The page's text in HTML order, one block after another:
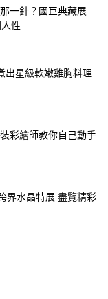
一針？國巨典藏展
性
出星級軟嫩雞胸料理
彩繪師教你自己動手
界水晶特展 盡覽精彩